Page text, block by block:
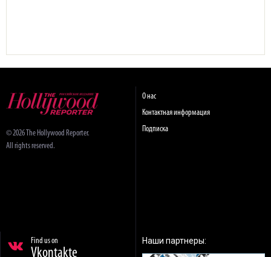
© 2026 The Hollywood Reporter.
All rights reserved.
О нас
Контактная информация
Подписка
Find us on
Vkontakte
Наши партнеры: